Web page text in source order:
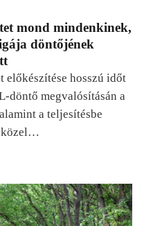
mond mindenkinek,
döntőjének
előkészítése hosszú időt
döntő megvalósításán a
a teljesítésbe
közel…